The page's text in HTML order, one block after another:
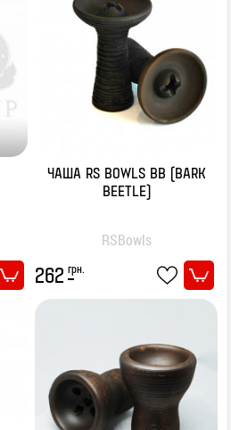
ЧАША RS BOWLS BB (BARK
BEETLE)
RSBowls
262 грн.